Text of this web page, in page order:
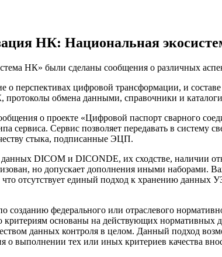
НК: Национальная
НК» были сделаны сообщения о различных
цифровой трансформации, и составе
обмена данными, справочники и
о проекте «Цифровой паспорт сварного
сервиса. Сервис позволяет передавать в
стыка, подписанные ЭЦП.
DICOM и DICONDE, их сходстве, наличии
но допускает дополнения иными наборами.
отсутствует единый подход к хранению данных
федерального или отраслевого
критериям основаны на действующих
данных контроля в целом. Данный подход
о выполнении тех или иных критериев качества